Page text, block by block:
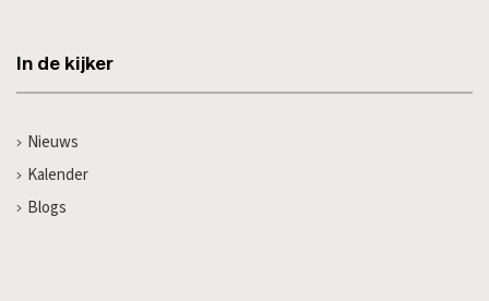
In de kijker
Nieuws
Kalender
Blogs